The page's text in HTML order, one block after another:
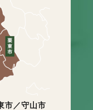
市／守山市